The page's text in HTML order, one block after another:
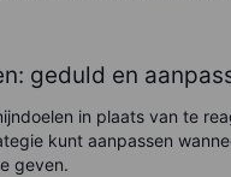
geduld en
in plaats van te
kunt aanpassen
geven.